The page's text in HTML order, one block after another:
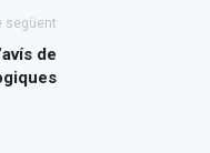
següent
de